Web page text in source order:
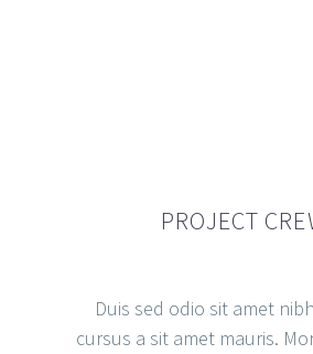
Creative Director
diamond, the mighty
rocket!
PROJECT
Duis sed odio sit amet
cursus a sit amet mauris.